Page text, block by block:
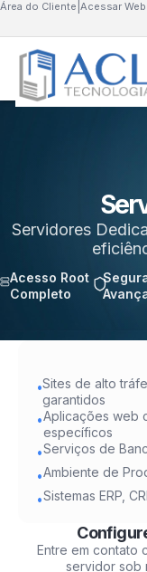
Área do Cliente Acessar
Servidores
Acesso Root
Completo
•Sites de alto
garantidos
•Aplicações web
específicos
•Serviços de
•Ambiente de
•Sistemas ERP,
Entre em contato
servidor sob